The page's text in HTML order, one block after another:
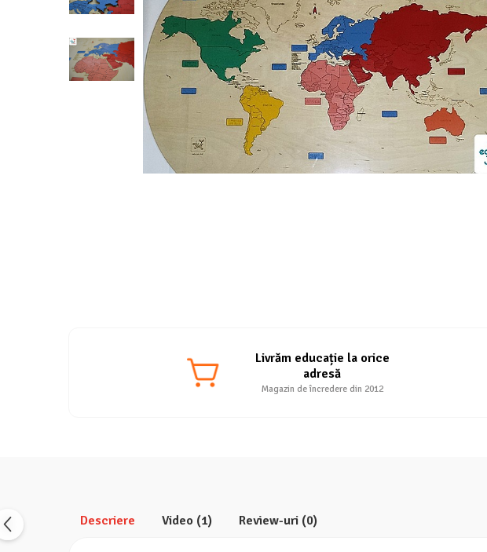
Livrăm educație la orice
adresă
Magazin de încredere din 2012
Descriere Video (1) Review-uri (0)